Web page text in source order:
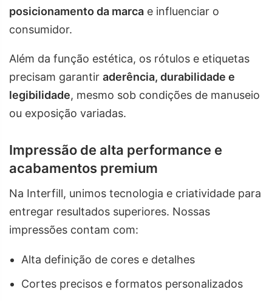
posicionamento da marca e influenciar o
consumidor.
Além da função estética, os rótulos e etiquetas
precisam garantir aderência, durabilidade e
legibilidade, mesmo sob condições de manuseio
ou exposição variadas.
Impressão de alta performance e
acabamentos premium
Na Interfill, unimos tecnologia e criatividade para
entregar resultados superiores. Nossas
impressões contam com:
Alta definição de cores e detalhes
Cortes precisos e formatos personalizados